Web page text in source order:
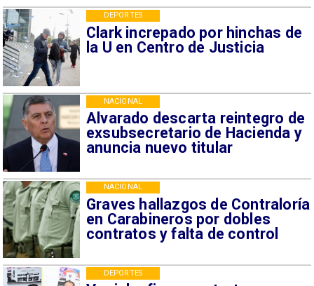
Clark increpado por hinchas de
la U en Centro de Justicia
DEPORTES
Alvarado descarta reintegro de
exsubsecretario de Hacienda y
anuncia nuevo titular
NACIONAL
Graves hallazgos de Contraloría
en Carabineros por dobles
contratos y falta de control
NACIONAL
DEPORTES